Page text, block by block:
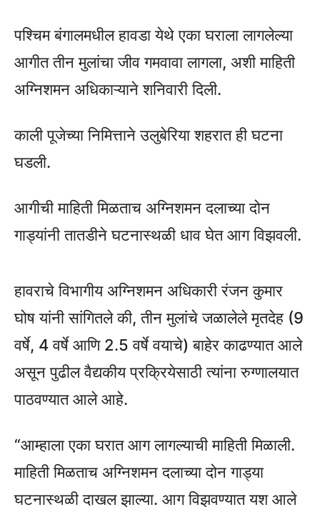
पश्चिम बंगालमधील हावडा येथे एका घराला लागलेल्या
आगीत तीन मुलांचा जीव गमवावा लागला, अशी माहिती
अग्निशमन अधिकाऱ्याने शनिवारी दिली.
काली पूजेच्या निमित्ताने उलुबेरिया शहरात ही घटना
घडली.
आगीची माहिती मिळताच अग्निशमन दलाच्या दोन
गाड्यांनी तातडीने घटनास्थळी धाव घेत आग विझवली.
हावराचे विभागीय अग्निशमन अधिकारी रंजन कुमार
घोष यांनी सांगितले की, तीन मुलांचे जळालेले मृतदेह (9
वर्षे, 4 वर्षे आणि 2.5 वर्षे वयाचे) बाहेर काढण्यात आले
असून पुढील वैद्यकीय प्रक्रियेसाठी त्यांना रुग्णालयात
पाठवण्यात आले आहे.
“आम्हाला एका घरात आग लागल्याची माहिती मिळाली.
माहिती मिळताच अग्निशमन दलाच्या दोन गाड्या
घटनास्थळी दाखल झाल्या. आग विझवण्यात यश आले